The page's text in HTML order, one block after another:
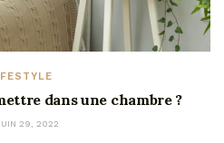
dans une chambre ?
29, 2022